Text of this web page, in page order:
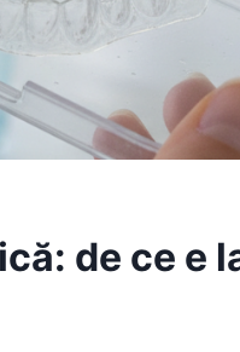
de ce e